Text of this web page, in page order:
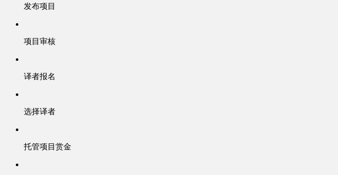
发布项目
项目审核
译者报名
选择译者
托管项目赏金